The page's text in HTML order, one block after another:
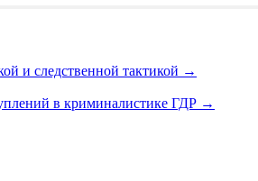
и следственной тактикой →
в криминалистике ГДР →